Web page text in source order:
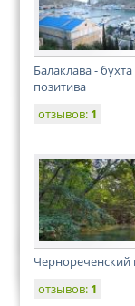
Балаклава -
позитива
отзывов: 1
Чернореченский
отзывов: 1